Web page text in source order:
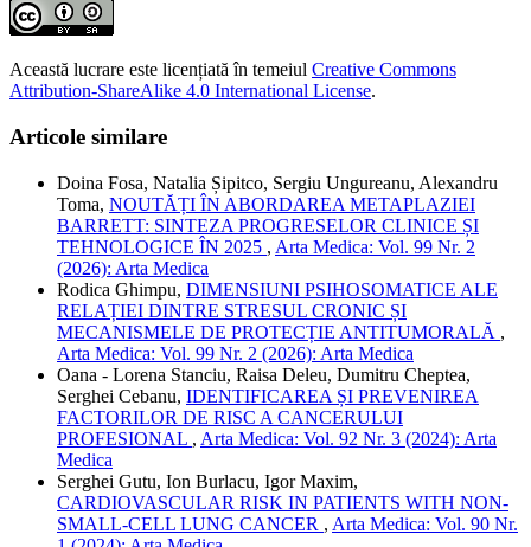
Această lucrare este licențiată în temeiul Creative Commons
Attribution-ShareAlike 4.0 International License.
Articole similare
Doina Fosa, Natalia Șipitco, Sergiu Ungureanu, Alexandru
Toma, NOUTĂȚI ÎN ABORDAREA METAPLAZIEI
BARRETT: SINTEZA PROGRESELOR CLINICE ȘI
TEHNOLOGICE ÎN 2025 , Arta Medica: Vol. 99 Nr. 2
(2026): Arta Medica
Rodica Ghimpu, DIMENSIUNI PSIHOSOMATICE ALE
RELAȚIEI DINTRE STRESUL CRONIC ȘI
MECANISMELE DE PROTECȚIE ANTITUMORALĂ ,
Arta Medica: Vol. 99 Nr. 2 (2026): Arta Medica
Oana - Lorena Stanciu, Raisa Deleu, Dumitru Cheptea,
Serghei Cebanu, IDENTIFICAREA ȘI PREVENIREA
FACTORILOR DE RISC A CANCERULUI
PROFESIONAL , Arta Medica: Vol. 92 Nr. 3 (2024): Arta
Medica
Serghei Gutu, Ion Burlacu, Igor Maxim,
CARDIOVASCULAR RISK IN PATIENTS WITH NON-
SMALL-CELL LUNG CANCER , Arta Medica: Vol. 90 Nr.